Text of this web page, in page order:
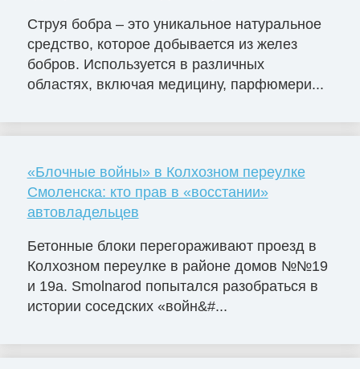
Струя бобра – это уникальное натуральное
средство, которое добывается из желез
бобров. Используется в различных
областях, включая медицину, парфюмери...
«Блочные войны» в Колхозном переулке
Смоленска: кто прав в «восстании»
автовладельцев
Бетонные блоки перегораживают проезд в
Колхозном переулке в районе домов №№19
и 19а. Smolnarod попытался разобраться в
истории соседских «войн&#...